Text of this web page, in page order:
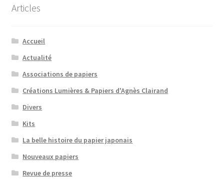
Articles
Accueil
Actualité
Associations de papiers
Créations Lumières & Papiers d'Agnès Clairand
Divers
Kits
La belle histoire du papier japonais
Nouveaux papiers
Revue de presse